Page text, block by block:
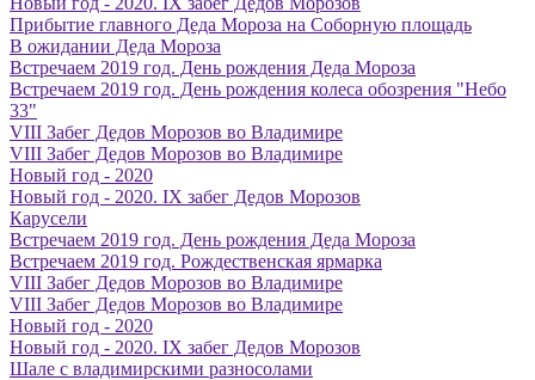
Прибытие главного Деда Мороза на Соборную площадь
В ожидании Деда Мороза
Встречаем 2019 год. День рождения Деда Мороза
Встречаем 2019 год. День рождения колеса обозрения "Небо
33"
VIII Забег Дедов Морозов во Владимире
VIII Забег Дедов Морозов во Владимире
Новый год - 2020
Новый год - 2020. IX забег Дедов Морозов
Карусели
Встречаем 2019 год. День рождения Деда Мороза
Встречаем 2019 год. Рождественская ярмарка
VIII Забег Дедов Морозов во Владимире
VIII Забег Дедов Морозов во Владимире
Новый год - 2020
Новый год - 2020. IX забег Дедов Морозов
Шале с владимирскими разносолами